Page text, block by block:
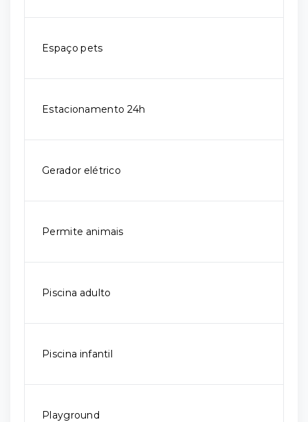
Espaço pets
Estacionamento 24h
Gerador elétrico
Permite animais
Piscina adulto
Piscina infantil
Playground